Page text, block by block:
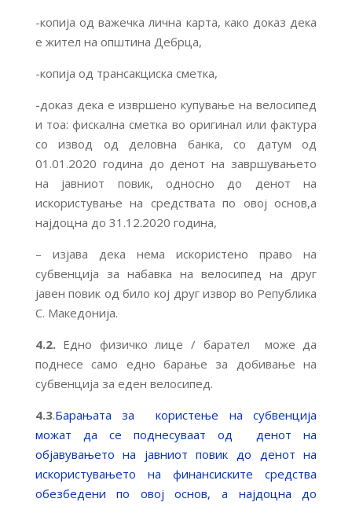
-копија од важечка лична карта, како доказ дека
е жител на општина Дебрца,
-копија од трансакциска сметка,
-доказ дека е извршено купување на велосипед
и тоа: фискална сметка во оригинал или фактура
со извод од деловна банка, со датум од
01.01.2020 година до денот на завршувањето
на јавниот повик, односно до денот на
искористување на средствата по овој основ,а
најдоцна до 31.12.2020 година,
– изјава дека нема искористено право на
субвенција за набавка на велосипед на друг
јавен повик од било кој друг извор во Република
С. Македонија.
4.2.Едно физичко лице / барател може да
поднесе само едно барање за добивање на
субвенција за еден велосипед.
4.3.Барањата за користење на субвенција
можат да се поднесуваат од денот на
објавувањето на јавниот повик до денот на
искористувањето на финансиските средства
обезбедени по овој основ, а најдоцна до